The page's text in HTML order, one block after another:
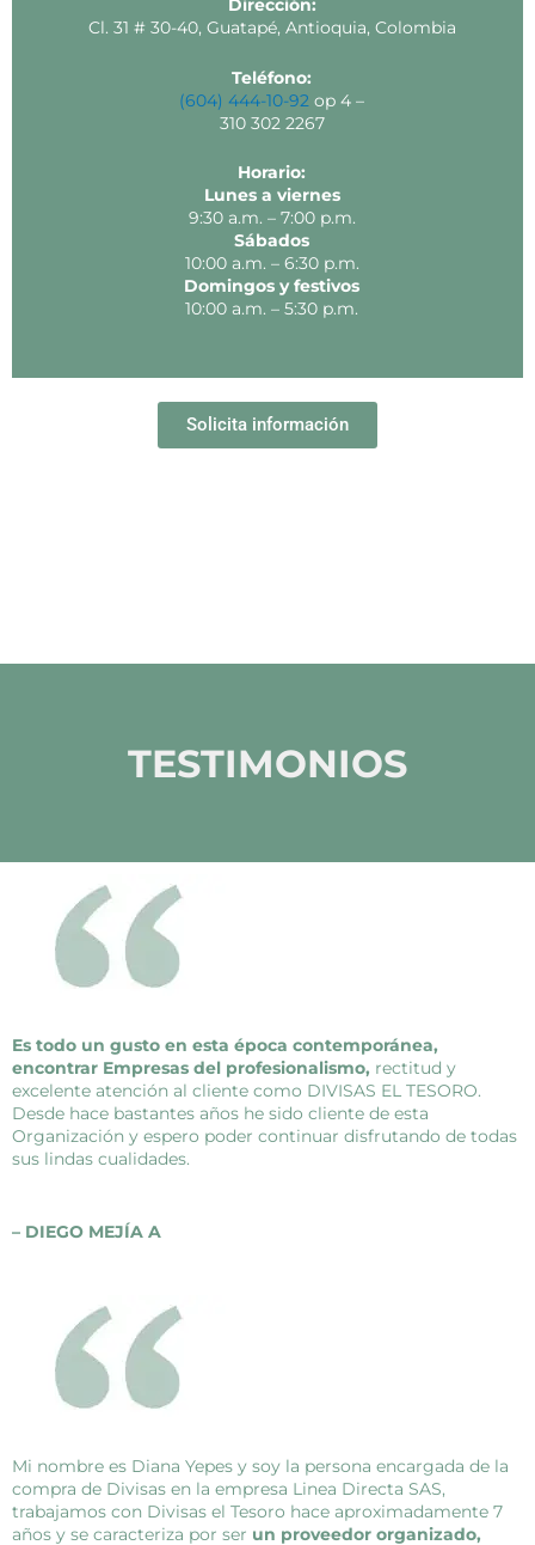
Dirección:
Cl. 31 # 30-40, Guatapé, Antioquia, Colombia
Teléfono:
(604) 444-10-92 op 4 –
310 302 2267
Horario:
Lunes a viernes
9:30 a.m. – 7:00 p.m.
Sábados
10:00 a.m. – 6:30 p.m.
Domingos y festivos
10:00 a.m. – 5:30 p.m.
Solicita información
TESTIMONIOS
Es todo un gusto en esta época contemporánea,
encontrar Empresas del profesionalismo, rectitud y
excelente atención al cliente como DIVISAS EL TESORO.
Desde hace bastantes años he sido cliente de esta
Organización y espero poder continuar disfrutando de todas
sus lindas cualidades.
– DIEGO MEJÍA A
Mi nombre es Diana Yepes y soy la persona encargada de la
compra de Divisas en la empresa Linea Directa SAS,
trabajamos con Divisas el Tesoro hace aproximadamente 7
años y se caracteriza por ser un proveedor organizado,